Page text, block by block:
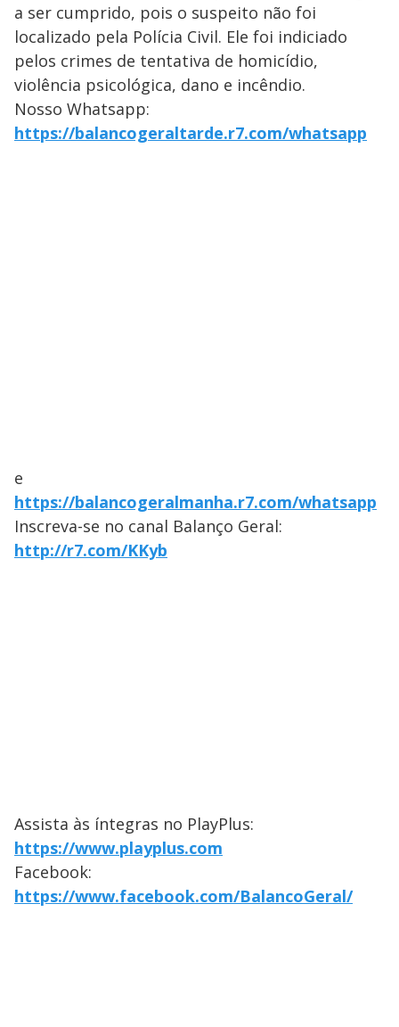
a ser cumprido, pois o suspeito não foi
localizado pela Polícia Civil. Ele foi indiciado
pelos crimes de tentativa de homicídio,
violência psicológica, dano e incêndio.
Nosso Whatsapp:
https://balancogeraltarde.r7.com/whatsapp
e
https://balancogeralmanha.r7.com/whatsapp
Inscreva-se no canal Balanço Geral:
http://r7.com/KKyb
Assista às íntegras no PlayPlus:
https://www.playplus.com
Facebook:
https://www.facebook.com/BalancoGeral/